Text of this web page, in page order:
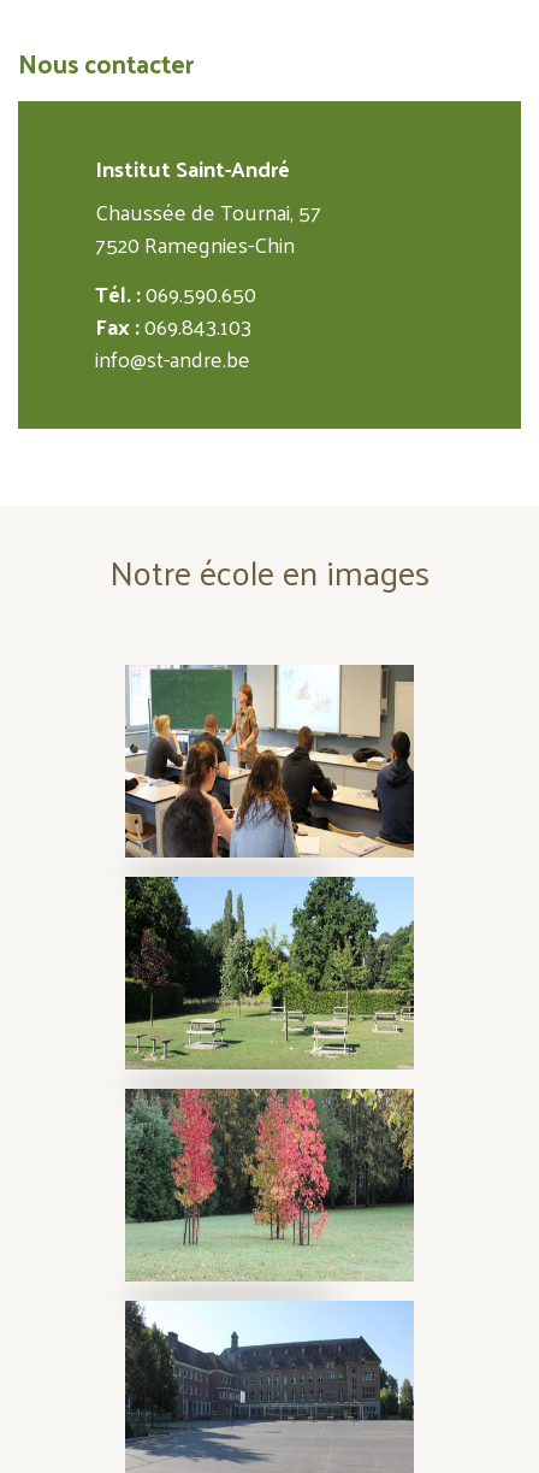
Nous contacter
Institut Saint-André
Chaussée de Tournai, 57
7520 Ramegnies-Chin
Tél. :069.590.650
Fax :069.843.103
info@st-andre.be
Notre école en images